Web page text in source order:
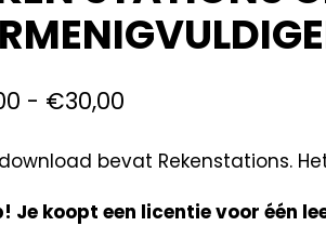
- €30,00
bevat Rekenstations.
Je koopt een licentie voor één